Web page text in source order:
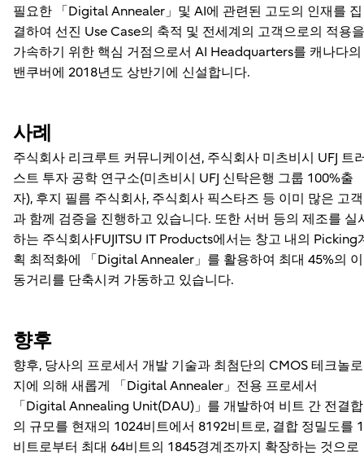
필요한 「Digital Annealer」및 AI에 관련된 고도의 인재를 집
결하여 선진 Use Case의 축적 및 전세계의 고객으로의 적용을
가속하기 위한 핵심 거점으로서 AI Headquarters를 캐나다의
밴쿠버에 2018년도 상반기에 신설합니다.
사례
주식회사 리크루트 커뮤니케이션, 주식회사 미츠비시 UFJ 트
스트 투자 공학 연구소(미츠비시 UFJ 신탁은행 그룹 100%출
자), 후지 필름 주식회사, 주식회사 픽스타즈 등 이미 많은 고객
과 함께 검증을 진행하고 있습니다. 또한 서버 등의 제조를 실
하는 주식회사FUJITSU IT Products에서는 창고 내의 Picking
획 최적화에 「Digital Annealer」를 활용하여 최대 45%의 이
동거리를 단축시켜 가동하고 있습니다.
향후
향후, 당사의 프로세서 개발 기술과 최첨단의 CMOS 테크놀로
지에 의해 새롭게 「Digital Annealer」전용 프로세서
「Digital Annealing Unit(DAU)」를 개발하여 비트 간 전결합
의 규모를 현재의 1024비트에서 8192비트로, 결합 정밀도를
비트로부터 최대 64비트의 1845경계조까지 확장하는 것으로